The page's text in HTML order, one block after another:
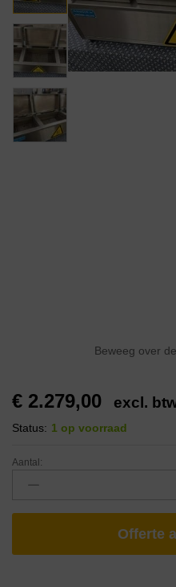
Beweeg over
€ 2.279,00 excl.
Status: 1 op voorraad
Aantal:
Offerte